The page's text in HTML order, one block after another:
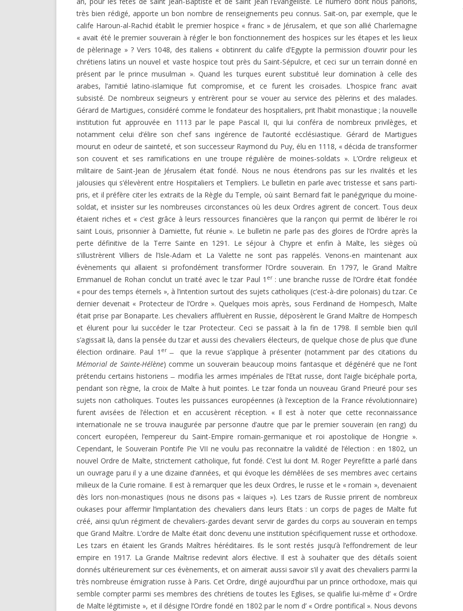
DEC 1970 2ÈME PARTIE
E.T. N° 421-422 SEPT- OCT-NOV-
DEC 1970 1ÈRE PARTIE
E.T. N° 418 MARS-AVRIL 1970
E.T. ANNEES 1968-1969
E.T. N° 416 NOVEMBRE –
DÉCEMBRE 1969- 2ÈME PARTIE
E.T. N° 416 NOVEMBRE –
DÉCEMBRE 1969- 1ÈRE PARTIE
E.T. N° 414 JUILLET-AOÛT 1969
E.T. N° 412-413 MARS-AVRIL ET
MAI-JUIN 1969
E.T. N° 411 JANVIER-FÉVRIER 1969
E.T. N° 409-410 SEPT. ET NOV.-
DÉC.1968
E.T. N° 406-407-408. MARS À
AOÛT 1968
E.T. ANNEES 1966 – 1967
E.T. N° 404. NOVEMBRE-
DÉCEMBRE 1967
E.T. N°402-403 07-08 ET 09-10
E.T. N° 400. MARS-AVRIL 1967
E.T. N° 399. JANVIER-FÉVRIER 1967
E.T. N°396-397 : 07-08 ET 09-10
1966
E.T. N° 395 MAI-JUIN 1966
E.T. N° 394 MARS AVRIL 1966
E.T. ANNEES 1951 À 1953 E.T. N° 305, JANVIER FÉVRIER 1953
E.T. N°304, DÉCEMBRE 1952
E.T. N° 303, OCTOBRE-NOVEMBRE
1952
E.T. N° 299, AVRIL-MAI 1952
E.T. N° 298, MARS 1952
E. T. N 297, JANV.-FÉV. 1952
E. T. Nº 296, DÉC. 1951
E. T. Nº 291, AVRIL-MAI 1951
E. T. Nº 290, MARS 1951
FAYARD, PARIS.
SAKUTEI-KI, OU LE LIVRE SECRET
DES JARDINS JAPONAIS
JACQUES PAUL, HISTOIRE
INTELLECTUELLE DE L’OCCIDENT
MÉDIÉVAL
JEAN RICHER, DELPHES, DÉLOS ET
LAMBSPRINCK, LA PIERRE
PHILOSOPHALE
VERNANT ET VIDAL-NAQUET.
MYTHE ET TRAGÉDIE EN GRÈCE
ANCIENNE
PERNÉTY. LES FABLES
ÉGYPTIENNES DÉVOILÉES
ANDRÉ BILLY. STANISLAS DE
MAGISTER. MANUAL DEL
APRENDIZ.
MAGISTER. MANUAL DEL
COMPAÑERO.
MAGISTER. MANUAL DEL
MAESTRO.
MAGISTER. MANUAL DEL
MAESTRO SECRETO.
JEAN-PAUL GARNIER. BARRAS, ROI
DU DIRECTOIRE.
DARKNESS VISIBLE PARTIE 1
COMPTE RENDU E.T. N° 500
LE RITUEL EN MAÇONNERIE
L’ARCHE VIVANTE DES SYMBOLES
RENÉ GUÉNON LIVRÉ À LA
MULTITUDE ( I ) : TÉMOIGNAGE ET
MISES EN GARDE
SUR UN ARTICLE DE VLT
très bien rédigé, apporte un bon nombre de renseignements peu connus. Sait-on, par exemple, que le
calife Haroun-al-Rachid établit le premier hospice « franc » de Jérusalem, et que son allié Charlemagne
« avait été le premier souverain à régler le bon fonctionnement des hospices sur les étapes et les lieux
de pèlerinage » ? Vers 1048, des italiens « obtinrent du calife d’Egypte la permission d’ouvrir pour les
chrétiens latins un nouvel et vaste hospice tout près du Saint-Sépulcre, et ceci sur un terrain donné en
présent par le prince musulman ». Quand les turques eurent substitué leur domination à celle des
arabes, l’amitié latino-islamique fut compromise, et ce furent les croisades. L’hospice franc avait
subsisté. De nombreux seigneurs y entrèrent pour se vouer au service des pèlerins et des malades.
Gérard de Martigues, considéré comme le fondateur des hospitaliers, prit l’habit monastique ; la nouvelle
institution fut approuvée en 1113 par le pape Pascal II, qui lui conféra de nombreux privilèges, et
notamment celui d’élire son chef sans ingérence de l’autorité ecclésiastique. Gérard de Martigues
mourut en odeur de sainteté, et son successeur Raymond du Puy, élu en 1118, « décida de transformer
son couvent et ses ramifications en une troupe régulière de moines-soldats ». L’Ordre religieux et
militaire de Saint-Jean de Jérusalem était fondé. Nous ne nous étendrons pas sur les rivalités et les
jalousies qui s’élevèrent entre Hospitaliers et Templiers. Le bulletin en parle avec tristesse et sans parti-
pris, et il préfère citer les extraits de la Règle du Temple, où saint Bernard fait le panégyrique du moine-
soldat, et insister sur les nombreuses circonstances où les deux Ordres agirent de concert. Tous deux
étaient riches et « c’est grâce à leurs ressources financières que la rançon qui permit de libérer le roi
saint Louis, prisonnier à Damiette, fut réunie ». Le bulletin ne parle pas des gloires de l’Ordre après la
perte définitive de la Terre Sainte en 1291. Le séjour à Chypre et enfin à Malte, les sièges où
s’illustrèrent Villiers de l’Isle-Adam et La Valette ne sont pas rappelés. Venons-en maintenant aux
évènements qui allaient si profondément transformer l’Ordre souverain. En 1797, le Grand Maître
Emmanuel de Rohan conclut un traité avec le tzar Paul 1 er: une branche russe de l’Ordre était fondée
« pour des temps éternels », à l’intention surtout des sujets catholiques (c’est-à-dire polonais) du tzar. Ce
dernier devenait « Protecteur de l’Ordre ». Quelques mois après, sous Ferdinand de Hompesch, Malte
était prise par Bonaparte. Les chevaliers affluèrent en Russie, déposèrent le Grand Maître de Hompesch
et élurent pour lui succéder le tzar Protecteur. Ceci se passait à la fin de 1798. Il semble bien qu’il
s’agissait là, dans la pensée du tzar et aussi des chevaliers électeurs, de quelque chose de plus que d’une
élection ordinaire. Paul 1 er ̶ que la revue s’applique à présenter (notamment par des citations du
Mémorial de Sainte-Hélène) comme un souverain beaucoup moins fantasque et dégénéré que ne l’ont
prétendu certains historiens ̶ modifia les armes impériales de l’Etat russe, dont l’aigle bicéphale porta,
pendant son règne, la croix de Malte à huit pointes. Le tzar fonda un nouveau Grand Prieuré pour ses
sujets non catholiques. Toutes les puissances européennes (à l’exception de la France révolutionnaire)
furent avisées de l’élection et en accusèrent réception. « Il est à noter que cette reconnaissance
internationale ne se trouva inaugurée par personne d’autre que par le premier souverain (en rang) du
concert européen, l’empereur du Saint-Empire romain-germanique et roi apostolique de Hongrie ».
Cependant, le Souverain Pontife Pie VII ne voulu pas reconnaitre la validité de l’élection : en 1802, un
nouvel Ordre de Malte, strictement catholique, fut fondé. C’est lui dont M. Roger Peyrefitte a parlé dans
un ouvrage paru il y a une dizaine d’années, et qui évoque les démêlées de ses membres avec certains
milieux de la Curie romaine. Il est à remarquer que les deux Ordres, le russe et le « romain », devenaient
dès lors non-monastiques (nous ne disons pas « laïques »). Les tzars de Russie prirent de nombreux
oukases pour affermir l’implantation des chevaliers dans leurs Etats : un corps de pages de Malte fut
créé, ainsi qu’un régiment de chevaliers-gardes devant servir de gardes du corps au souverain en temps
que Grand Maître. L’ordre de Malte était donc devenu une institution spécifiquement russe et orthodoxe.
Les tzars en étaient les Grands Maîtres héréditaires. Ils le sont restés jusqu’à l’effondrement de leur
empire en 1917. La Grande Maîtrise redevint alors élective. Il est à souhaiter que des détails soient
donnés ultérieurement sur ces évènements, et on aimerait aussi savoir s’il y avait des chevaliers parmi la
très nombreuse émigration russe à Paris. Cet Ordre, dirigé aujourd’hui par un prince orthodoxe, mais qui
semble compter parmi ses membres des chrétiens de toutes les Eglises, se qualifie lui-même d’ « Ordre
de Malte légitimiste », et il désigne l’Ordre fondé en 1802 par le nom d’ « Ordre pontifical ». Nous devons